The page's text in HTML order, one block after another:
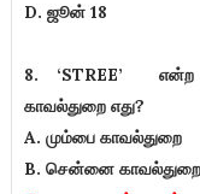
D. ஜூன் 18
8. ‘STREE’
காவல்துறை எது?
A. மும்பை காவல்துறை
B. சென்னை காவல்துறை